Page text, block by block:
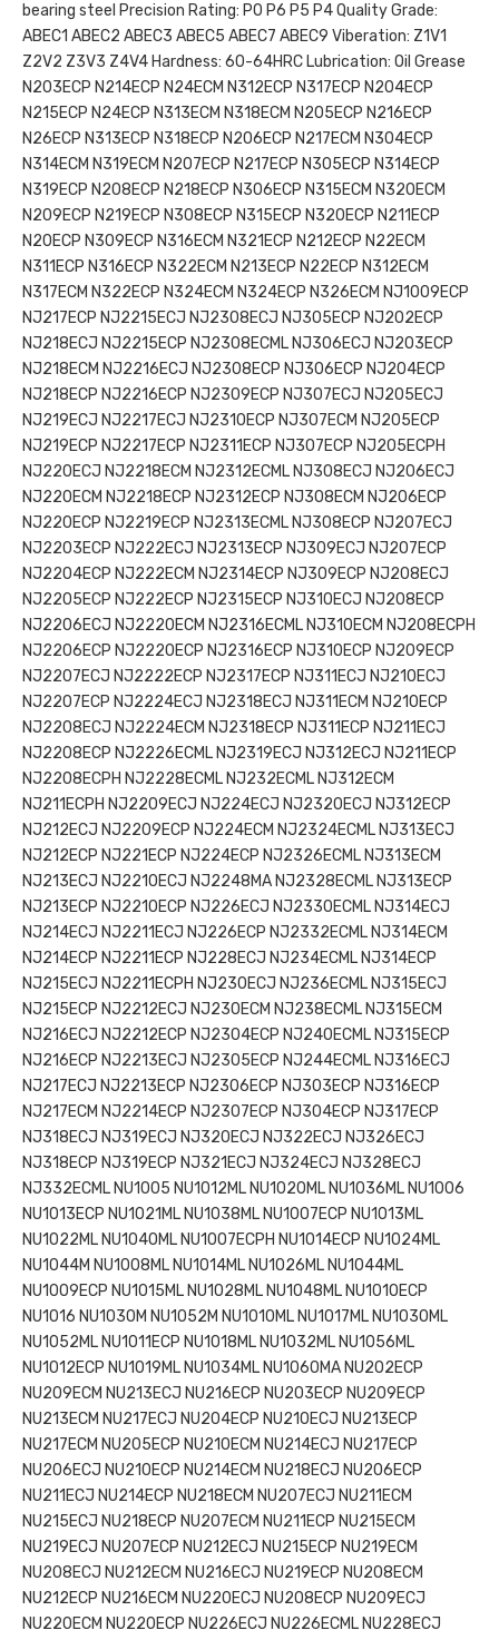
bearing steel Precision Rating: P0 P6 P5 P4 Quality Grade:
ABEC1 ABEC2 ABEC3 ABEC5 ABEC7 ABEC9 Viberation: Z1V1
Z2V2 Z3V3 Z4V4 Hardness: 60-64HRC Lubrication: Oil Grease
N203ECP N214ECP N24ECM N312ECP N317ECP N204ECP
N215ECP N24ECP N313ECM N318ECM N205ECP N216ECP
N26ECP N313ECP N318ECP N206ECP N217ECM N304ECP
N314ECM N319ECM N207ECP N217ECP N305ECP N314ECP
N319ECP N208ECP N218ECP N306ECP N315ECM N320ECM
N209ECP N219ECP N308ECP N315ECP N320ECP N211ECP
N20ECP N309ECP N316ECM N321ECP N212ECP N22ECM
N311ECP N316ECP N322ECM N213ECP N22ECP N312ECM
N317ECM N322ECP N324ECM N324ECP N326ECM NJ1009ECP
NJ217ECP NJ2215ECJ NJ2308ECJ NJ305ECP NJ202ECP
NJ218ECJ NJ2215ECP NJ2308ECML NJ306ECJ NJ203ECP
NJ218ECM NJ2216ECJ NJ2308ECP NJ306ECP NJ204ECP
NJ218ECP NJ2216ECP NJ2309ECP NJ307ECJ NJ205ECJ
NJ219ECJ NJ2217ECJ NJ2310ECP NJ307ECM NJ205ECP
NJ219ECP NJ2217ECP NJ2311ECP NJ307ECP NJ205ECPH
NJ220ECJ NJ2218ECM NJ2312ECML NJ308ECJ NJ206ECJ
NJ220ECM NJ2218ECP NJ2312ECP NJ308ECM NJ206ECP
NJ220ECP NJ2219ECP NJ2313ECML NJ308ECP NJ207ECJ
NJ2203ECP NJ222ECJ NJ2313ECP NJ309ECJ NJ207ECP
NJ2204ECP NJ222ECM NJ2314ECP NJ309ECP NJ208ECJ
NJ2205ECP NJ222ECP NJ2315ECP NJ310ECJ NJ208ECP
NJ2206ECJ NJ2220ECM NJ2316ECML NJ310ECM NJ208ECPH
NJ2206ECP NJ2220ECP NJ2316ECP NJ310ECP NJ209ECP
NJ2207ECJ NJ2222ECP NJ2317ECP NJ311ECJ NJ210ECJ
NJ2207ECP NJ2224ECJ NJ2318ECJ NJ311ECM NJ210ECP
NJ2208ECJ NJ2224ECM NJ2318ECP NJ311ECP NJ211ECJ
NJ2208ECP NJ2226ECML NJ2319ECJ NJ312ECJ NJ211ECP
NJ2208ECPH NJ2228ECML NJ232ECML NJ312ECM
NJ211ECPH NJ2209ECJ NJ224ECJ NJ2320ECJ NJ312ECP
NJ212ECJ NJ2209ECP NJ224ECM NJ2324ECML NJ313ECJ
NJ212ECP NJ221ECP NJ224ECP NJ2326ECML NJ313ECM
NJ213ECJ NJ2210ECJ NJ2248MA NJ2328ECML NJ313ECP
NJ213ECP NJ2210ECP NJ226ECJ NJ2330ECML NJ314ECJ
NJ214ECJ NJ2211ECJ NJ226ECP NJ2332ECML NJ314ECM
NJ214ECP NJ2211ECP NJ228ECJ NJ234ECML NJ314ECP
NJ215ECJ NJ2211ECPH NJ230ECJ NJ236ECML NJ315ECJ
NJ215ECP NJ2212ECJ NJ230ECM NJ238ECML NJ315ECM
NJ216ECJ NJ2212ECP NJ2304ECP NJ240ECML NJ315ECP
NJ216ECP NJ2213ECJ NJ2305ECP NJ244ECML NJ316ECJ
NJ217ECJ NJ2213ECP NJ2306ECP NJ303ECP NJ316ECP
NJ217ECM NJ2214ECP NJ2307ECP NJ304ECP NJ317ECP
NJ318ECJ NJ319ECJ NJ320ECJ NJ322ECJ NJ326ECJ
NJ318ECP NJ319ECP NJ321ECJ NJ324ECJ NJ328ECJ
NJ332ECML NU1005 NU1012ML NU1020ML NU1036ML NU1006
NU1013ECP NU1021ML NU1038ML NU1007ECP NU1013ML
NU1022ML NU1040ML NU1007ECPH NU1014ECP NU1024ML
NU1044M NU1008ML NU1014ML NU1026ML NU1044ML
NU1009ECP NU1015ML NU1028ML NU1048ML NU1010ECP
NU1016 NU1030M NU1052M NU1010ML NU1017ML NU1030ML
NU1052ML NU1011ECP NU1018ML NU1032ML NU1056ML
NU1012ECP NU1019ML NU1034ML NU1060MA NU202ECP
NU209ECM NU213ECJ NU216ECP NU203ECP NU209ECP
NU213ECM NU217ECJ NU204ECP NU210ECJ NU213ECP
NU217ECM NU205ECP NU210ECM NU214ECJ NU217ECP
NU206ECJ NU210ECP NU214ECM NU218ECJ NU206ECP
NU211ECJ NU214ECP NU218ECM NU207ECJ NU211ECM
NU215ECJ NU218ECP NU207ECM NU211ECP NU215ECM
NU219ECJ NU207ECP NU212ECJ NU215ECP NU219ECM
NU208ECJ NU212ECM NU216ECJ NU219ECP NU208ECM
NU212ECP NU216ECM NU220ECJ NU208ECP NU209ECJ
NU220ECM NU220ECP NU226ECJ NU226ECML NU228ECJ